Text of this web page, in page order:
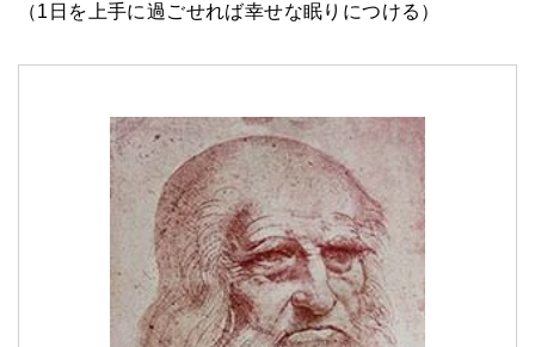
（1日を上手に過ごせれば幸せな眠りにつける）